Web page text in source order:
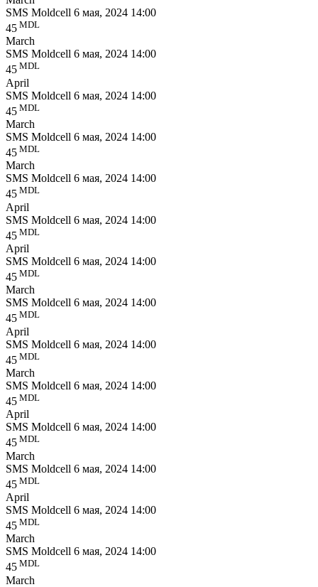
SMS Moldcell 6 мая, 2024 14:00
45 MDL
March
SMS Moldcell 6 мая, 2024 14:00
45 MDL
April
SMS Moldcell 6 мая, 2024 14:00
45 MDL
March
SMS Moldcell 6 мая, 2024 14:00
45 MDL
March
SMS Moldcell 6 мая, 2024 14:00
45 MDL
April
SMS Moldcell 6 мая, 2024 14:00
45 MDL
April
SMS Moldcell 6 мая, 2024 14:00
45 MDL
March
SMS Moldcell 6 мая, 2024 14:00
45 MDL
April
SMS Moldcell 6 мая, 2024 14:00
45 MDL
March
SMS Moldcell 6 мая, 2024 14:00
45 MDL
April
SMS Moldcell 6 мая, 2024 14:00
45 MDL
March
SMS Moldcell 6 мая, 2024 14:00
45 MDL
April
SMS Moldcell 6 мая, 2024 14:00
45 MDL
March
SMS Moldcell 6 мая, 2024 14:00
45 MDL
March